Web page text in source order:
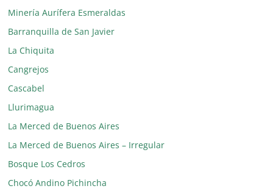
Minería Aurífera Esmeraldas
Barranquilla de San Javier
La Chiquita
Cangrejos
Cascabel
Llurimagua
La Merced de Buenos Aires
La Merced de Buenos Aires – Irregular
Bosque Los Cedros
Chocó Andino Pichincha